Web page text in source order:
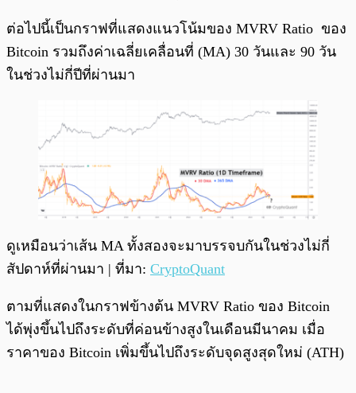
ต่อไปนี้เป็นกราฟที่แสดงแนวโน้มของ MVRV Ratio ของ
Bitcoin รวมถึงค่าเฉลี่ยเคลื่อนที่ (MA) 30 วันและ 90 วัน
ในช่วงไม่กี่ปีที่ผ่านมา
ดูเหมือนว่าเส้น MA ทั้งสองจะมาบรรจบกันในช่วงไม่กี่
สัปดาห์ที่ผ่านมา | ที่มา: CryptoQuant
ตามที่แสดงในกราฟข้างต้น MVRV Ratio ของ Bitcoin
ได้พุ่งขึ้นไปถึงระดับที่ค่อนข้างสูงในเดือนมีนาคม เมื่อ
ราคาของ Bitcoin เพิ่มขึ้นไปถึงระดับจุดสูงสุดใหม่ (ATH)